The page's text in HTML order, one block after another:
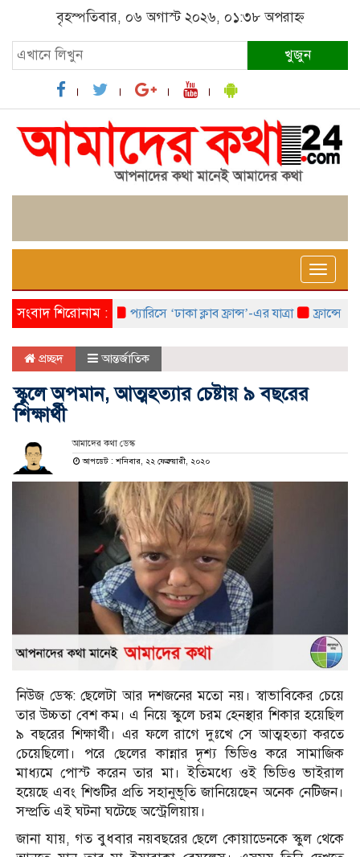
বৃহস্পতিবার, ০৬ অগাস্ট ২০২৬, ০১:৩৮ অপরাহ্ন
খুজুন
Toggle
সংবাদ শিরোনাম :প্যারিসে ‘ঢাকা ক্লাব ফ্রান্স’-এর যাত্রা ফ্রান্সে
প্রচ্ছদ আন্তর্জাতিক
স্কুলে অপমান, আত্মহত্যার চেষ্টায় ৯ বছরের
শিক্ষার্থী
আমাদের কথা ডেস্ক
আপডেট : শনিবার, ২২ ফেব্রুয়ারী, ২০২০
নিউজ ডেস্ক: ছেলেটা আর দশজনের মতো নয়। স্বাভাবিকের চেয়ে
তার উচ্চতা বেশ কম। এ নিয়ে স্কুলে চরম হেনস্থার শিকার হয়েছিল
৯ বছরের শিক্ষার্থী। এর ফলে রাগে দুঃখে সে আত্মহত্যা করতে
চেয়েছিলো। পরে ছেলের কান্নার দৃশ্য ভিডিও করে সামাজিক
মাধ্যমে পোস্ট করেন তার মা। ইতিমধ্যে ওই ভিডিও ভাইরাল
হয়েছে এবং শিশুটির প্রতি সহানুভূতি জানিয়েছেন অনেক নেটিজন।
সম্প্রতি এই ঘটনা ঘটেছে অস্ট্রেলিয়ায়।
জানা যায়, গত বুধবার নয়‌বছরের ছেলে কোয়াডেনকে স্কুল থেকে